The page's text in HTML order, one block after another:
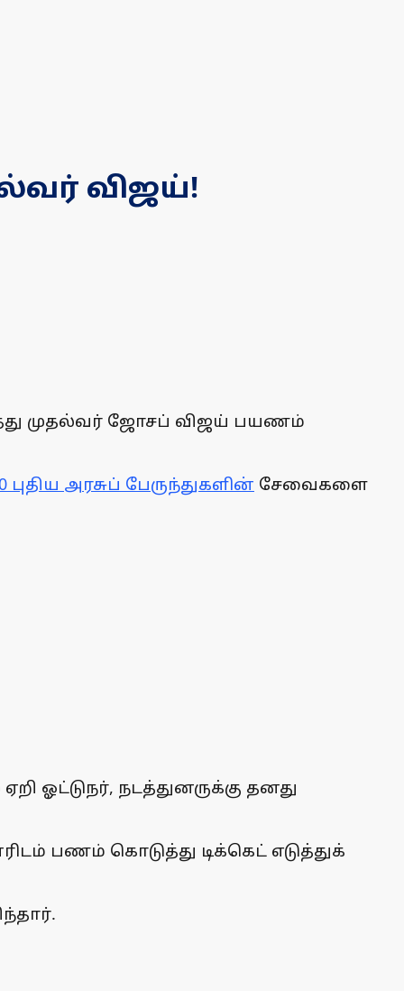
விஜய்!
முதல்வர் ஜோசப் விஜய் பயணம்
புதிய அரசுப் பேருந்துகளின் சேவைகளை
ஓட்டுநர், நடத்துனருக்கு தனது
பணம் கொடுத்து டிக்கெட் எடுத்துக்